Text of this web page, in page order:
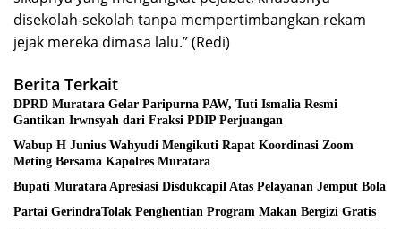
disekolah-sekolah tanpa mempertimbangkan rekam
jejak mereka dimasa lalu.” (Redi)
Berita Terkait
DPRD Muratara Gelar Paripurna PAW, Tuti Ismalia Resmi
Gantikan Irwnsyah dari Fraksi PDIP Perjuangan
Wabup H Junius Wahyudi Mengikuti Rapat Koordinasi Zoom
Meting Bersama Kapolres Muratara
Bupati Muratara Apresiasi Disdukcapil Atas Pelayanan Jemput Bola
Partai GerindraTolak Penghentian Program Makan Bergizi Gratis